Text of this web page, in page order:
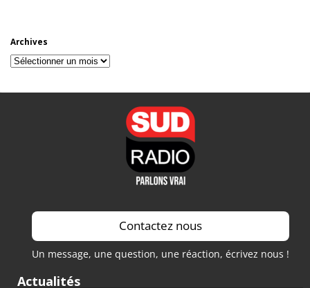
Archives
Archives
Contactez nous
Un message, une question, une réaction, écrivez nous !
Actualités